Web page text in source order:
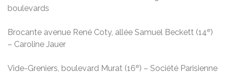
boulevards
Brocante avenue René Coty, allée Samuel Beckett (14e)
– Caroline Jauer
Vide-Greniers, boulevard Murat (16e) – Société Parisienne